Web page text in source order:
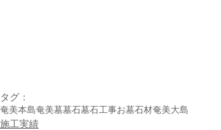
タグ：
奄美本島奄美墓墓石墓石工事お墓石材奄美大島
施工実績